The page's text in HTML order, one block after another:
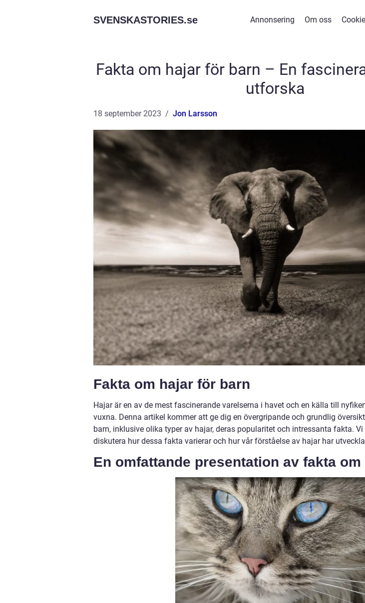
SVENSKASTORIES.se Annonsering Om oss
Fakta om hajar för barn – En
utforska
18 september 2023 Jon Larsson
Fakta om hajar för barn
Hajar är en av de mest fascinerande varelserna i havet och en källa till
vuxna. Denna artikel kommer att ge dig en övergripande och grundlig
barn, inklusive olika typer av hajar, deras popularitet och intressanta fakta.
diskutera hur dessa fakta varierar och hur vår förståelse av hajar har
En omfattande presentation av fakta